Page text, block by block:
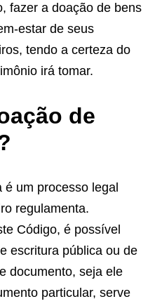
fazer a doação de bens
estar de seus
tendo a certeza do
irá tomar.
de
um processo legal
regulamenta.
Código, é possível
escritura pública ou de
documento, seja ele
particular, serve